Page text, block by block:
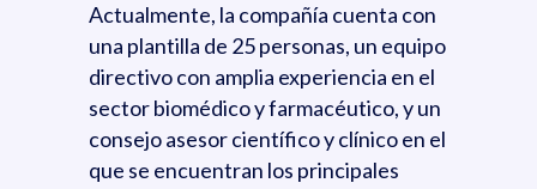
Actualmente, la compañía cuenta con
una plantilla de 25 personas, un equipo
directivo con amplia experiencia en el
sector biomédico y farmacéutico, y un
consejo asesor científico y clínico en el
que se encuentran los principales